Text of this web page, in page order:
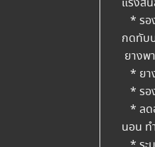
* รอ
กดทับ
ยางพ
* ยา
* รอ
* ลด
นอน ท